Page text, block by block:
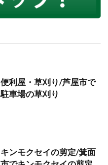
便利屋・草刈り/芦屋市で
駐車場の草刈り
キンモクセイの剪定/箕面